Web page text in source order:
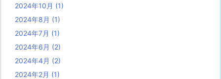
2024年10月 (1)
2024年8月 (1)
2024年7月 (1)
2024年6月 (2)
2024年4月 (2)
2024年2月 (1)